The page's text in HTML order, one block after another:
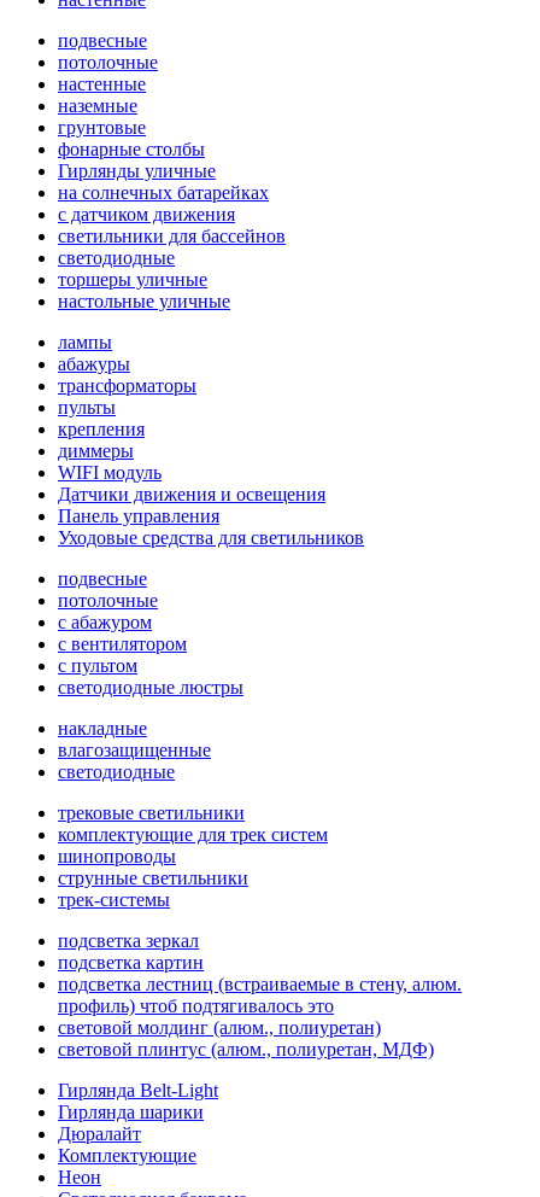
подвесные
потолочные
настенные
наземные
грунтовые
фонарные столбы
Гирлянды уличные
на солнечных батарейках
с датчиком движения
светильники для бассейнов
светодиодные
торшеры уличные
настольные уличные
лампы
абажуры
трансформаторы
пульты
крепления
диммеры
WIFI модуль
Датчики движения и освещения
Панель управления
Уходовые средства для светильников
подвесные
потолочные
с абажуром
с вентилятором
с пультом
светодиодные люстры
накладные
влагозащищенные
светодиодные
трековые светильники
комплектующие для трек систем
шинопроводы
струнные светильники
трек-системы
подсветка зеркал
подсветка картин
подсветка лестниц (встраиваемые в стену, алюм.
профиль) чтоб подтягивалось это
световой молдинг (алюм., полиуретан)
световой плинтус (алюм., полиуретан, МДФ)
Гирлянда Belt-Light
Гирлянда шарики
Дюралайт
Комплектующие
Неон